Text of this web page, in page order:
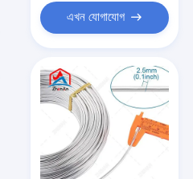
এখন যোগাযোগ